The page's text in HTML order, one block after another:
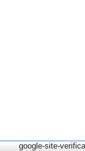
google-site-